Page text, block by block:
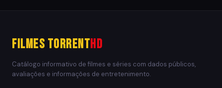
Filmes TorrentHD
Catálogo informativo de filmes e séries com dados públicos,
avaliações e informações de entretenimento.